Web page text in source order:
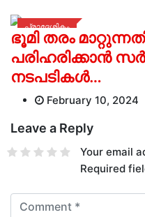
പ്രാദേശികം
ഭൂമി തരം
പരിഹരിക്കാന്‍
നടപടികള്‍…
February 10, 2024
Leave a Reply
Your email
Required